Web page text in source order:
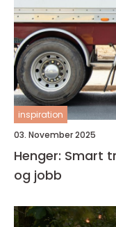
inspiration
03. November 2025
Henger: Smart
og jobb